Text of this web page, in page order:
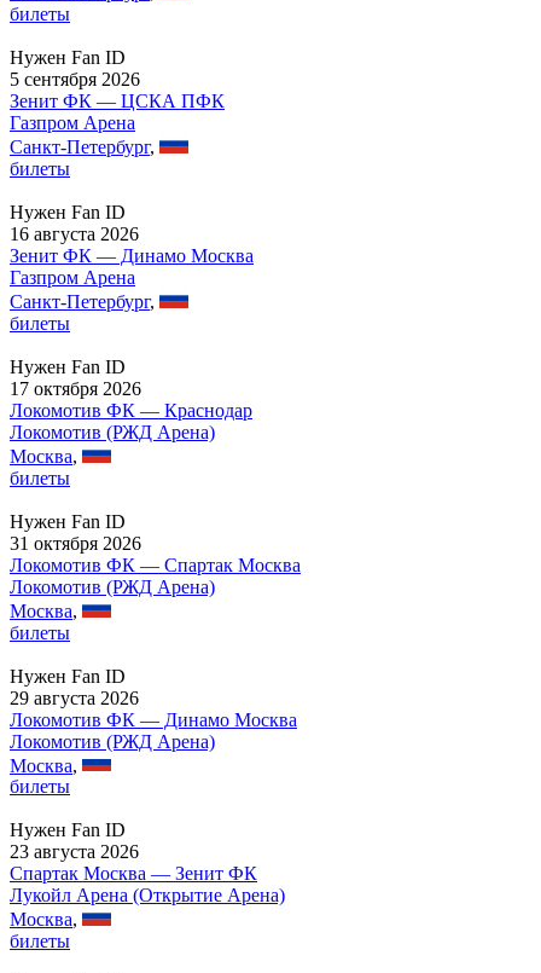
билеты
Нужен Fan ID
5 сентября 2026
Зенит ФК — ЦСКА ПФК
Газпром Арена
Санкт-Петербург,
билеты
Нужен Fan ID
16 августа 2026
Зенит ФК — Динамо Москва
Газпром Арена
Санкт-Петербург,
билеты
Нужен Fan ID
17 октября 2026
Локомотив ФК — Краснодар
Локомотив (РЖД Арена)
Москва,
билеты
Нужен Fan ID
31 октября 2026
Локомотив ФК — Спартак Москва
Локомотив (РЖД Арена)
Москва,
билеты
Нужен Fan ID
29 августа 2026
Локомотив ФК — Динамо Москва
Локомотив (РЖД Арена)
Москва,
билеты
Нужен Fan ID
23 августа 2026
Спартак Москва — Зенит ФК
Лукойл Арена (Открытие Арена)
Москва,
билеты